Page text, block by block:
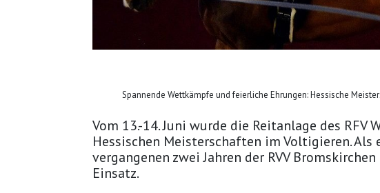
Spannende Wettkämpfe und feierliche Ehrungen: Hessische
Vom 13.-14. Juni wurde die Reitanlage des
Hessischen Meisterschaften im Voltigieren.
vergangenen zwei Jahren der RVV
Einsatz.